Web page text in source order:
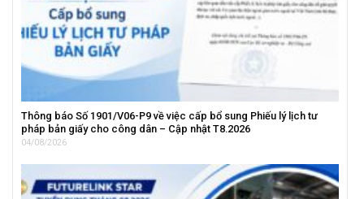
Thông báo Số 1901/V06-P9 về việc cấp bổ sung Phiếu lý lịch tư
pháp bản giấy cho công dân – Cập nhật T8.2026
04/08/2026